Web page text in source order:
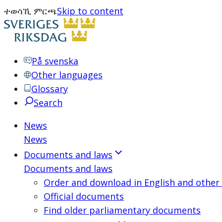
ተወሳኺ ምርጫSkip to content
På svenska
Other languages
Glossary
Search
News
News
Documents and laws
Documents and laws
Order and download in English and other
Official documents
Find older parliamentary documents